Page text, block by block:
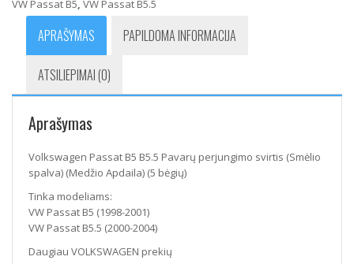
perjungimo
(Smėlio
spalva)
(Medžio
bėgių)
VW Passat B5, VW Passat B5.5
APRAŠYMAS PAPILDOMA INFORMACIJA
ATSILIEPIMAI (0)
Aprašymas
Volkswagen Passat B5 B5.5 Pavarų perjungimo svirtis (Smėlio
spalva) (Medžio Apdaila) (5 bėgių)
Tinka modeliams:
VW Passat B5 (1998-2001)
VW Passat B5.5 (2000-2004)
Daugiau VOLKSWAGEN prekių